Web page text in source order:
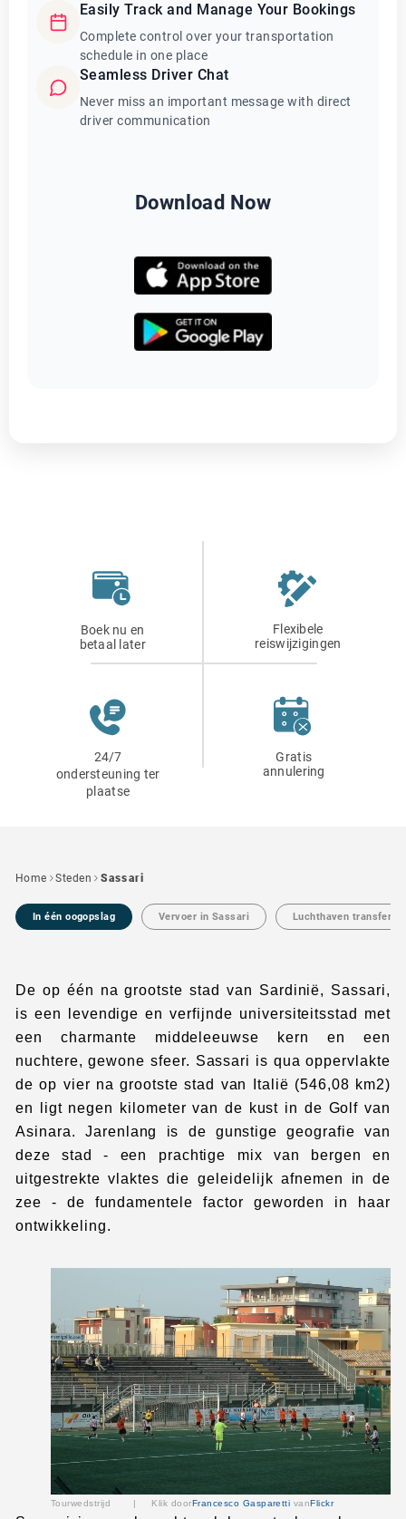
Easily Track and Manage Your Bookings
Complete control over your transportation
schedule in one place
Seamless Driver Chat
Never miss an important message with direct
driver communication
Download Now
Boek nu en
betaal later
Flexibele
reiswijzigingen
Gratis
annulering
24/7
ondersteuning ter
plaatse
Home Steden Sassari
In één oogopslag Vervoer in Sassari Luchthaven transfer
De op één na grootste stad van Sardinië, Sassari,
is een levendige en verfijnde universiteitsstad met
een charmante middeleeuwse kern en een
nuchtere, gewone sfeer. Sassari is qua oppervlakte
de op vier na grootste stad van Italië (546,08 km2)
en ligt negen kilometer van de kust in de Golf van
Asinara. Jarenlang is de gunstige geografie van
deze stad - een prachtige mix van bergen en
uitgestrekte vlaktes die geleidelijk afnemen in de
zee - de fundamentele factor geworden in haar
ontwikkeling.
Tourwedstrijd | Klik doorFrancesco Gasparetti vanFlickr